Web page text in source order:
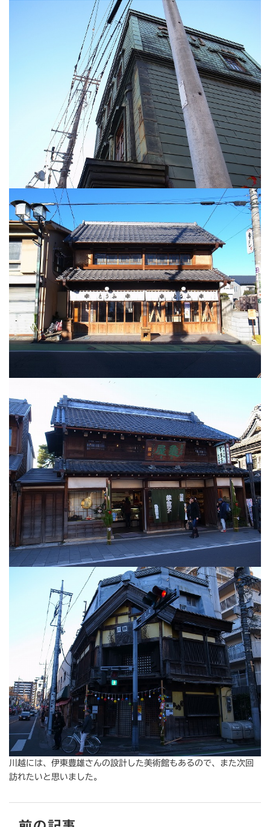
川越には、伊東豊雄さんの設計した美術館もあるので、また次回
訪れたいと思いました。